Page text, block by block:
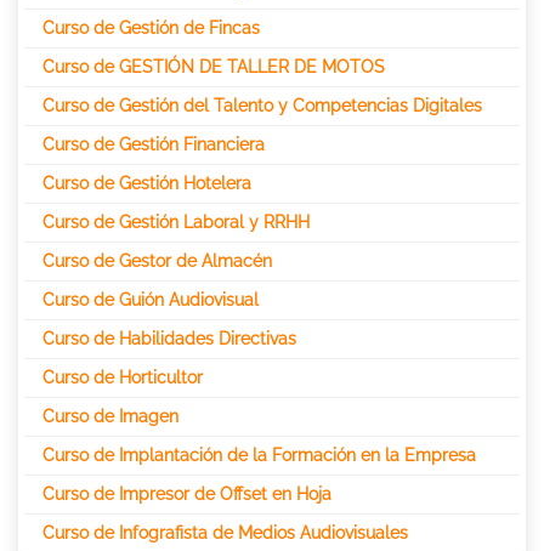
Curso de Gestión de Fincas
Curso de GESTIÓN DE TALLER DE MOTOS
Curso de Gestión del Talento y Competencias Digitales
Curso de Gestión Financiera
Curso de Gestión Hotelera
Curso de Gestión Laboral y RRHH
Curso de Gestor de Almacén
Curso de Guión Audiovisual
Curso de Habilidades Directivas
Curso de Horticultor
Curso de Imagen
Curso de Implantación de la Formación en la Empresa
Curso de Impresor de Offset en Hoja
Curso de Infografista de Medios Audiovisuales